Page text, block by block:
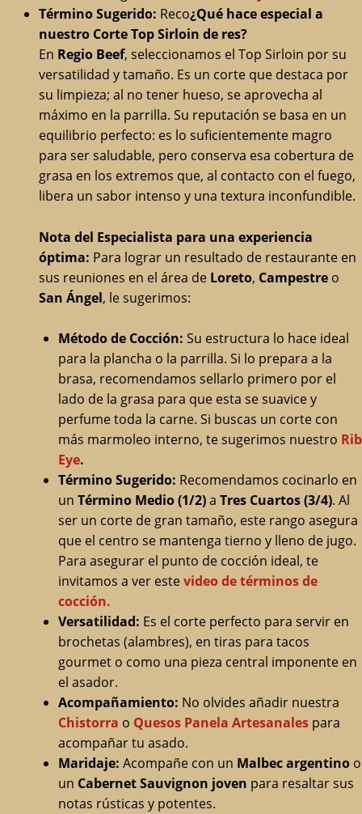
Término Sugerido: Reco¿Qué hace especial a
nuestro Corte Top Sirloin de res?
En Regio Beef, seleccionamos el Top Sirloin por su
versatilidad y tamaño. Es un corte que destaca por
su limpieza; al no tener hueso, se aprovecha al
máximo en la parrilla. Su reputación se basa en un
equilibrio perfecto: es lo suficientemente magro
para ser saludable, pero conserva esa cobertura de
grasa en los extremos que, al contacto con el fuego,
libera un sabor intenso y una textura inconfundible.
Nota del Especialista para una experiencia
óptima: Para lograr un resultado de restaurante en
sus reuniones en el área de Loreto, Campestre o
San Ángel, le sugerimos:
Método de Cocción: Su estructura lo hace ideal
para la plancha o la parrilla. Si lo prepara a la
brasa, recomendamos sellarlo primero por el
lado de la grasa para que esta se suavice y
perfume toda la carne. Si buscas un corte con
más marmoleo interno, te sugerimos nuestro Rib
Eye.
Término Sugerido: Recomendamos cocinarlo en
un Término Medio (1/2)a Tres Cuartos (3/4). Al
ser un corte de gran tamaño, este rango asegura
que el centro se mantenga tierno y lleno de jugo.
Para asegurar el punto de cocción ideal, te
invitamos a ver estevideo de términos de
cocción.
Versatilidad: Es el corte perfecto para servir en
brochetas (alambres), en tiras para tacos
gourmet o como una pieza central imponente en
el asador.
Acompañamiento: No olvides añadir nuestra
Chistorra o Quesos Panela Artesanales para
acompañar tu asado.
Maridaje: Acompañe con un Malbec argentino o
un Cabernet Sauvignon joven para resaltar sus
notas rústicas y potentes.